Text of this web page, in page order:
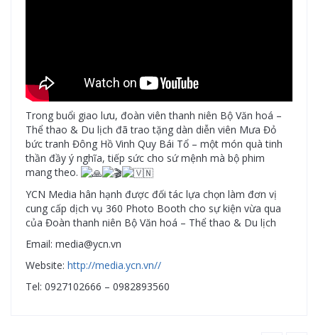
Trong buổi giao lưu, đoàn viên thanh niên Bộ Văn hoá –
Thể thao & Du lịch đã trao tặng dàn diễn viên Mưa Đỏ
bức tranh Đông Hồ Vinh Quy Bái Tổ – một món quà tinh
thần đầy ý nghĩa, tiếp sức cho sứ mệnh mà bộ phim
mang theo.
YCN Media hân hạnh được đối tác lựa chọn làm đơn vị
cung cấp dịch vụ 360 Photo Booth cho sự kiện vừa qua
của Đoàn thanh niên Bộ Văn hoá – Thể thao & Du lịch
Email: media@ycn.vn
Website: http://media.ycn.vn//
Tel: 0927102666 – 0982893560